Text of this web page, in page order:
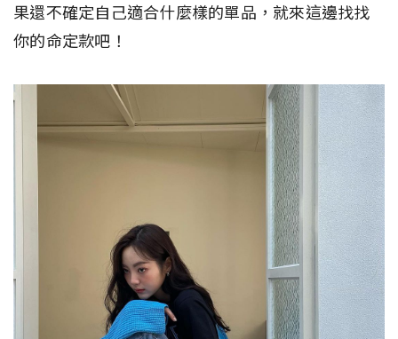
果還不確定自己適合什麼樣的單品，就來這邊找找
你的命定款吧！